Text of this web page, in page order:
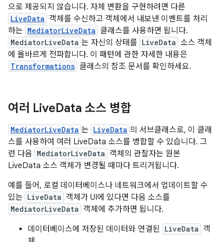
으로 제공되지 않습니다. 자체 변환을 구현하려면 다른
LiveData 객체를 수신하고 객체에서 내보낸 이벤트를 처리
하는 MediatorLiveData 클래스를 사용하면 됩니다.
MediatorLiveData 는 자신의 상태를 LiveData 소스 객체
에 올바르게 전파합니다. 이 패턴에 관한 자세한 내용은
Transformations 클래스의 참조 문서를 확인하세요.
여러 LiveData 소스 병합
MediatorLiveData 는 LiveData 의 서브클래스로, 이 클래
스를 사용하여 여러 LiveData 소스를 병합할 수 있습니다. 그
런 다음 MediatorLiveData 객체의 관찰자는 원본
LiveData 소스 객체가 변경될 때마다 트리거됩니다.
예를 들어, 로컬 데이터베이스나 네트워크에서 업데이트할 수
있는 LiveData 객체가 UI에 있다면 다음 소스를
MediatorLiveData 객체에 추가하면 됩니다.
데이터베이스에 저장된 데이터와 연결된 LiveData 객